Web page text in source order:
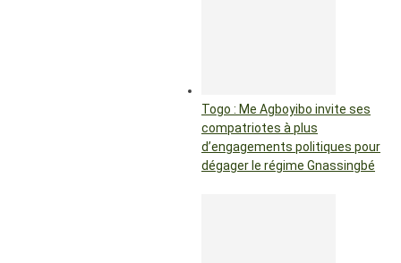
Togo : Me Agboyibo invite ses
compatriotes à plus
d’engagements politiques pour
dégager le régime Gnassingbé